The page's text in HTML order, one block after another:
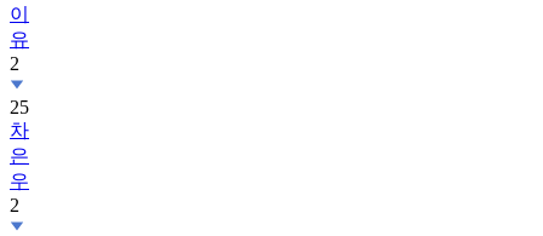
이
유
2
25
차
은
우
2